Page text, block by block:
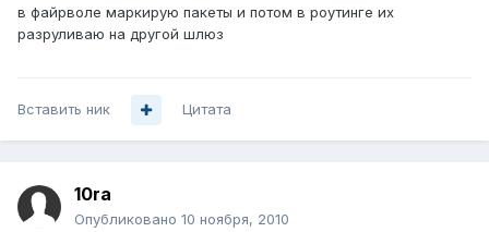
в файрволе маркирую пакеты и потом в роутинге их
разруливаю на другой шлюз
Вставить ник Цитата
10ra
Опубликовано 10 ноября, 2010